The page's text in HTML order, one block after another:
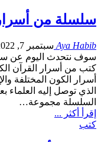
سلسلة من
Aya Habib سبتمبر 7, 2022
سوف نتحدث اليوم عن
كتب من أسرار القرآن
أسرار الكون المختلفة
الذي توصل إليه
السلسلة مجموعة…
إقرأ أكثر ...
كتب